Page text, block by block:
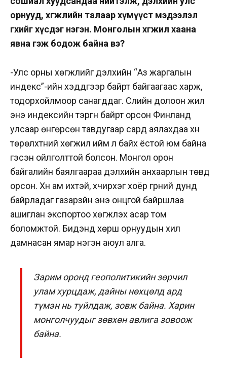
орнууд, хөгжлийн талаар хүмүүст мэдээлэл
өгөхийг хүсдэг нэгэн. Монголын хөгжил хаана
явна гэж бодож байна вэ?
-Улс орны хөгжлийг дэлхийн “Аз жаргалын
индекс”-ийн хэддүгээр байрт байгаагаас харж,
тодорхойлмоор санагддаг. Сүүлийн долоон жил
энэ индексийн тэргүүн байрт орсон Финланд
улсаар өнгөрсөн тавдугаар сард аялахдаа хүн
төрөлхтний хөгжил ийм л байх ёстой юм байна
гэсэн ойлголттой болсон. Монгол орон
байгалийн баялгаараа дэлхийн анхаарлын төвд
орсон. Хүн ам ихтэй, хүчирхэг хоёр гүрний дунд
байрладаг газарзүйн энэ онцгой байршлаа
ашиглан экспортоо хөгжүүлэх асар том
боломжтой. Бидэнд хөрш орнуудын хил
дамнасан ямар нэгэн аюул алга.
Зарим оронд геополитикийн зөрчил
улам хурцдаж, дайны нөхцөлд ард
түмэн нь туйлдаж, зовж байна. Харин
монголчуудыг зөвхөн авлига зовоож
байна.